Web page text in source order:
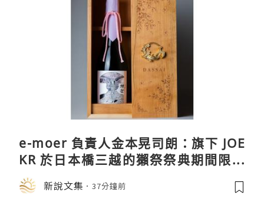
e-moer 負責人金本晃司朗：旗下 JOE
KR 於日本橋三越的獺祭祭典期間限定
店中，與日伸貴金属的東京銀器工匠一
同參展新說文集 37分鐘前